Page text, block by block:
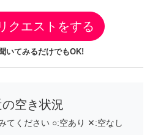
クエストをする
いてみるだけでもOK!
の空き状況
てください ○:空あり ✕:空なし